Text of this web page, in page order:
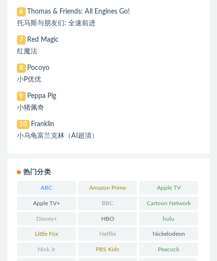
6
Thomas & Friends: All Engines Go!
托马斯与朋友们: 全速前进
7
Red Magic
红魔法
8
Pocoyo
小P优优
9
Peppa Pig
小猪佩奇
10
Franklin
小乌龟富兰克林（AI超清）
热门分类
ABC Amazon Prime Apple TV
Apple TV+ BBC Cartoon Network
Disney+ HBO hulu
Little Fox Netflix Nickelodeon
Nick Jr PBS Kids Peacock